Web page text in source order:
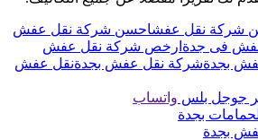
شركة نقل عفشاحسن شركة نقل عفش
فى جدة ارخص شركة نقل عفش
بجدةشركة نقل عفش بجدةنقل عفش
جوجل بلس واتساب
بجدة
بجدة